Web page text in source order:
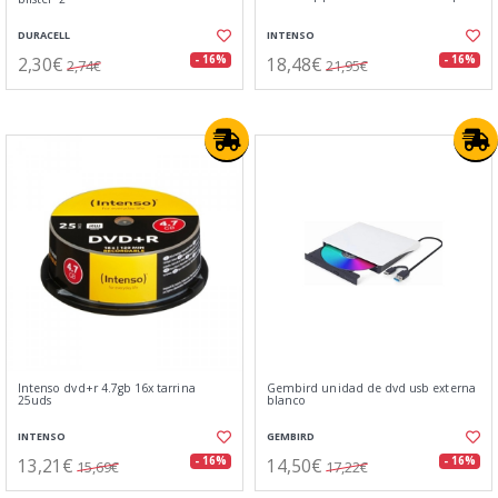
DURACELL
2,30€ 2,74€ - 16%
INTENSO
18,48€ 21,95€ - 16%
Intenso dvd+r 4.7gb 16x tarrina
25uds
INTENSO
13,21€ 15,69€ - 16%
Gembird unidad de dvd usb externa
blanco
GEMBIRD
14,50€ 17,22€ - 16%